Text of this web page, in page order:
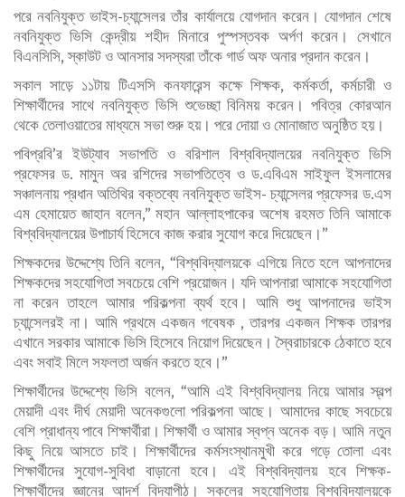
পরে নবনিযুক্ত ভাইস-চ্যান্সেলর তাঁর কার্যালয়ে যোগদান করেন। যোগদান শেষে
নবনিযুক্ত ভিসি কেন্দ্রীয় শহীদ মিনারে পুস্পস্তবক অর্পণ করেন। সেখানে
বিএনসিসি, স্কাউট ও আনসার সদস্যরা তাঁকে গার্ড অফ অনার প্রদান করেন।
সকাল সাড়ে ১১টায় টিএসসি কনফারেন্স কক্ষে শিক্ষক, কর্মকর্তা, কর্মচারী ও
শিক্ষার্থীদের সাথে নবনিযুক্ত ভিসি শুভেচ্ছা বিনিময় করেন। পবিত্র কোরআন
থেকে তেলাওয়াতের মাধ্যমে সভা শুরু হয়। পরে দোয়া ও মোনাজাত অনুষ্ঠিত হয়।
পবিপ্রবি’র ইউট্যাব সভাপতি ও বরিশাল বিশ্ববিদ্যালয়ের নবনিযুক্ত ভিসি
প্রফেসর ড. মামুন অর রশিদের সভাপতিত্বে ও ড.এবিএম সাইফুল ইসলামের
সঞ্চালনায় প্রধান অতিথির বক্তব্যে নবনিযুক্ত ভাইস- চ্যান্সেলর প্রফেসর ড.এস
এম হেমায়েত জাহান বলেন,” মহান আল্লাহপাকের অশেষ রহমত তিনি আমাকে
বিশ্ববিদ্যালয়ের উপাচার্য হিসেবে কাজ করার সুযোগ করে দিয়েছেন।”
শিক্ষকদের উদ্দেশ্যে তিনি বলেন, “বিশ্ববিদ্যালয়কে এগিয়ে নিতে হলে আপনাদের
শিক্ষকদের সহযোগিতা সবচেয়ে বেশি প্রয়োজন। যদি আপনারা আমাকে সহযোগিতা
না করেন তাহলে আমার পরিকল্পনা ব্যর্থ হবে। আমি শুধু আপনাদের ভাইস
চ্যান্সেলরই না। আমি প্রথমে একজন গবেষক , তারপর একজন শিক্ষক তারপর
এখানে সরকার আমাকে ভিসি হিসেবে নিয়োগ দিয়েছেন। স্বৈরাচারকে ঠেকাতে হবে
এবং সবাই মিলে সফলতা অর্জন করতে হবে।”
শিক্ষার্থীদের উদ্দেশ্যে ভিসি বলেন, “আমি এই বিশ্ববিদ্যালয় নিয়ে আমার স্বল্প
মেয়াদী এবং দীর্ঘ মেয়াদী অনেকগুলো পরিকল্পনা আছে। আমাদের কাছে সবচেয়ে
বেশি প্রাধান্য পাবে শিক্ষার্থীরা। শিক্ষার্থী ও আমার স্বপ্ন অনেক বড়। আমি নতুন
কিছু নিয়ে আসতে চাই। শিক্ষার্থীদের কর্মসংস্থানমুখী করে গড়ে তোলা এবং
শিক্ষার্থীদের সুযোগ-সুবিধা বাড়ানো হবে। এই বিশ্ববিদ্যালয় হবে শিক্ষক-
শিক্ষার্থীদের জ্ঞানের আদর্শ বিদ্যাপীঠ। সকলের সহযোগিতায় বিশ্ববিদ্যালয়কে